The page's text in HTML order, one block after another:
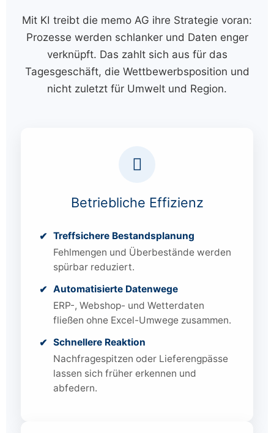
Mit KI treibt die memo AG ihre Strategie voran:
Prozesse werden schlanker und Daten enger
verknüpft. Das zahlt sich aus für das
Tagesgeschäft, die Wettbewerbsposition und
nicht zuletzt für Umwelt und Region.
Betriebliche Effizienz
Treffsichere Bestands­planung
Fehlmengen und Überbestände werden
spürbar reduziert.
Automatisierte Datenwege
ERP-, Webshop- und Wetterdaten
fließen ohne Excel-Umwege zusammen.
Schnellere Reaktion
Nachfragespitzen oder Lieferengpässe
lassen sich früher erkennen und
abfedern.